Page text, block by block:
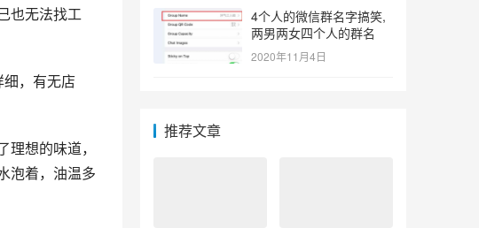
也无法找工
，有无店
想的味道，
泡着，油温多
4个人的微信群名字搞笑,
两男两女四个人的群名
2020年11月4日
推荐文章